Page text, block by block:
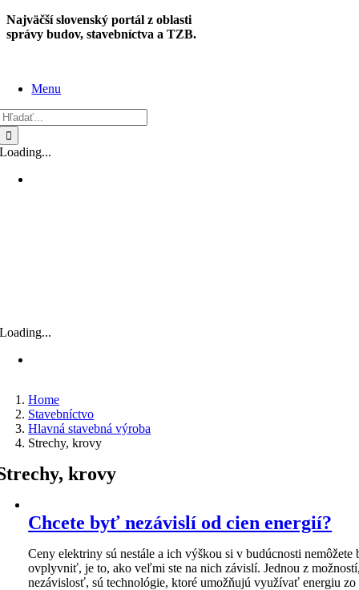
Skip
to
Najväčší slovenský portál z oblasti
správy budov, stavebníctva a TZB.
Menu
Loading...
Loading...
Home
Stavebníctvo
Hlavná stavebná výroba
Strechy, krovy
krovy
Chcete byť nezávislí od cien energií?
Ceny elektriny sú nestále a ich výškou si v budúcnosti
ovplyvniť, je to, ako veľmi ste na nich závislí. Jednou z
nezávislosť, sú technológie, ktoré umožňujú využívať energiu zo